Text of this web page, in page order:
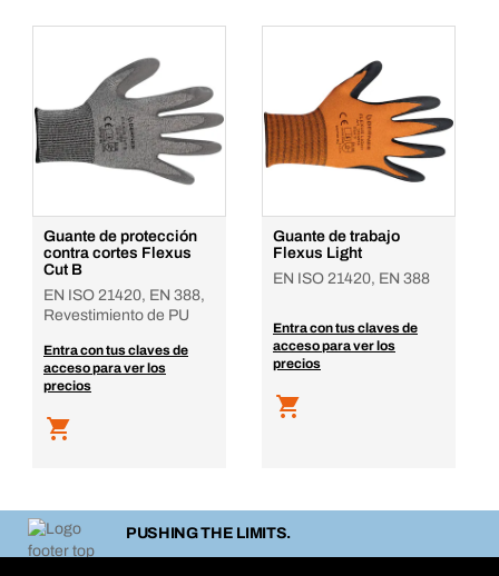
Guante de protección
contra cortes Flexus
Cut B
EN ISO 21420, EN 388,
Revestimiento de PU
Entra con tus claves de
acceso para ver los
precios
Guante de trabajo
Flexus Light
EN ISO 21420, EN 388
Entra con tus claves de
acceso para ver los
precios
PUSHING THE LIMITS.